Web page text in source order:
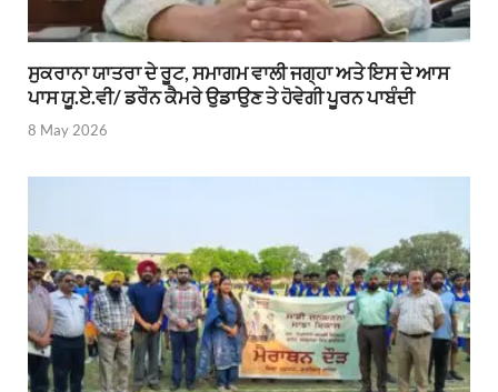
ਸੁਕਰਾਨਾ ਯਾਤਰਾ ਦੇ ਰੂਟ, ਸਮਾਗਮ ਵਾਲੀ ਜਗ੍ਹਾ ਅਤੇ ਇਸ ਦੇ ਆਸ
ਪਾਸ ਯੂ.ਏ.ਵੀ/ ਡਰੌਨ ਕੈਮਰੇ ਉਡਾਉਣ ਤੇ ਹੋਵੇਗੀ ਪੂਰਨ ਪਾਬੰਦੀ
8 May 2026